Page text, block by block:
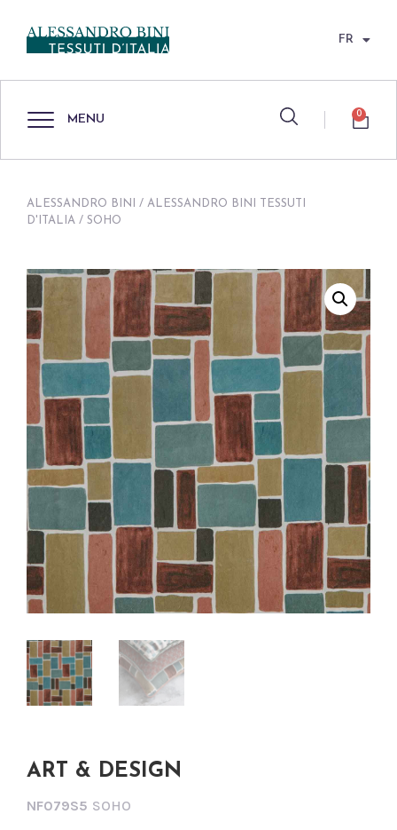
FR
MENU 0
ALESSANDRO BINI / ALESSANDRO BINI TESSUTI
D'ITALIA / SOHO
ART & DESIGN
NF079S5 SOHO